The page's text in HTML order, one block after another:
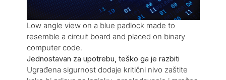
Low angle view on a blue padlock made to
resemble a circuit board and placed on binary
computer code.
Jednostavan za upotrebu, teško ga je razbiti
Ugrađena sigurnost dodaje kritični nivo zaštite